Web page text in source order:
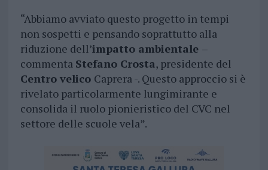
“Abbiamo avviato questo progetto in tempi
non sospetti e pensando soprattutto alla
riduzione dell’impatto ambientale –
commenta Stefano Crosta, presidente del
Centro velico Caprera -. Questo approccio si è
rivelato particolarmente lungimirante e
consolida il ruolo pionieristico del CVC nel
settore delle scuole vela”.